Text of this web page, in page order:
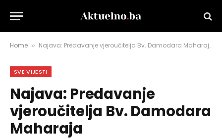
Home » Najava: Predavanje vjeroučitelja Bv. Damodara Maharaja
SVE VIJESTI
Najava: Predavanje
vjeroučitelja Bv. Damodara
Maharaja